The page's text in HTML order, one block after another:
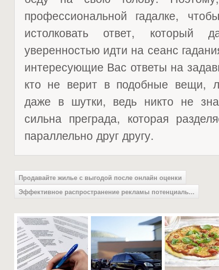
профессиональной гадалке,
истолковать ответ,
уверенностью идти на сеанс
интересующие Вас ответы на
кто не верит в подобные вещи,
даже в шутки, ведь никто не
сильна преграда, которая
параллельно друг другу.
Продавайте жилье с выгодой после онлайн оценки
Эффективное распространение рекламы потенциаль...